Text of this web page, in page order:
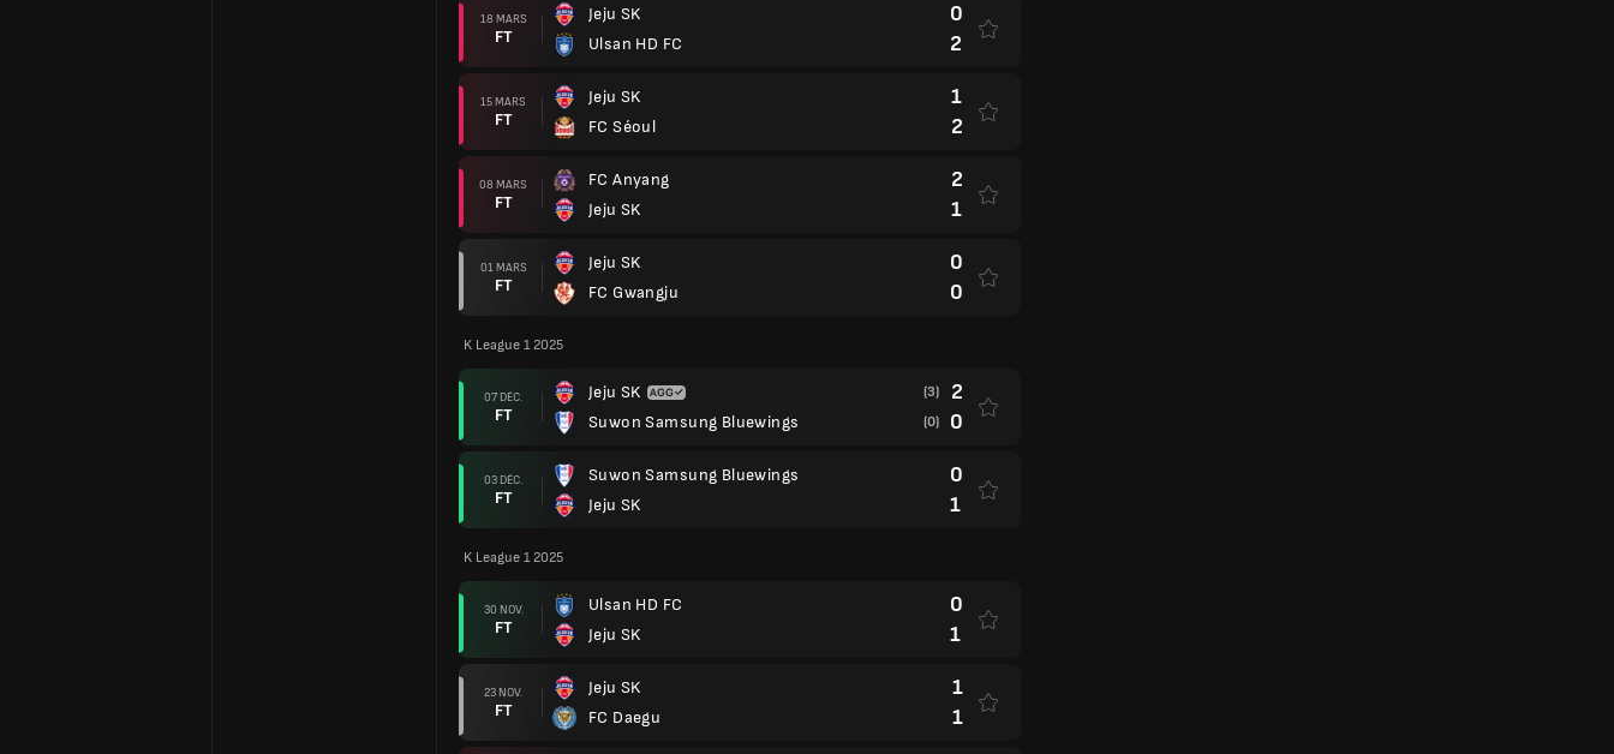
18 MARS
FT
Jeju SK
Ulsan HD FC
0
2
15 MARS
FT
Jeju SK
FC Séoul
1
2
08 MARS
FT
FC Anyang
Jeju SK
2
1
01 MARS
FT
Jeju SK
FC Gwangju
0
0
K League 1 2025
07 DÉC.
FT
Jeju SK
Suwon Samsung Bluewings
(3) 2
(0) 0
03 DÉC.
FT
Suwon Samsung Bluewings
Jeju SK
0
1
K League 1 2025
30 NOV.
FT
Ulsan HD FC
Jeju SK
0
1
23 NOV.
FT
Jeju SK
FC Daegu
1
1